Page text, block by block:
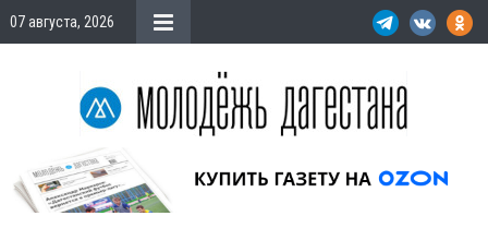
07 августа, 2026